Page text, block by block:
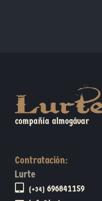
compañía almogávar
Contratación:
Lurte
(+34) 696841159